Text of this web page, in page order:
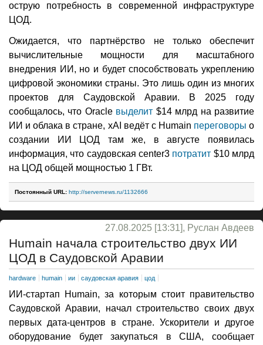
острую потребность в современной инфраструктуре
ЦОД.
Ожидается, что партнёрство не только обеспечит
вычислительные мощности для масштабного
внедрения ИИ, но и будет способствовать укреплению
цифровой экономики страны. Это лишь один из многих
проектов для Саудовской Аравии. В 2025 году
сообщалось, что Oracle выделит $14 млрд на развитие
ИИ и облака в стране, xAI ведёт с Humain переговоры о
создании ИИ ЦОД там же, в августе появилась
информация, что саудовская center3 потратит $10 млрд
на ЦОД общей мощностью 1 ГВт.
Постоянный URL: http://servernews.ru/1132666
27.08.2025 [13:31], Руслан Авдеев
Humain начала строительство двух ИИ
ЦОД в Саудовской Аравии
hardware humain ии саудовская аравия цод
ИИ-стартап Humain, за которым стоит правительство
Саудовской Аравии, начал строительство своих двух
первых дата-центров в стране. Ускорители и другое
оборудование будет закупаться в США, сообщает